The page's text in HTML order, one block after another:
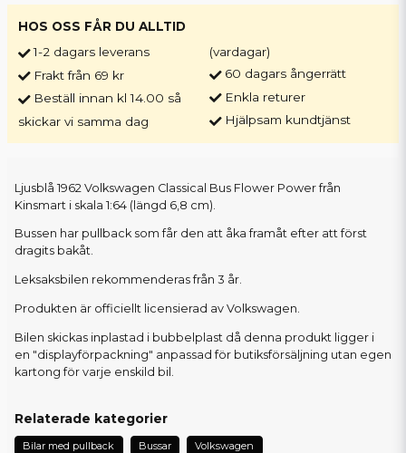
HOS OSS FÅR DU ALLTID
1-2 dagars leverans
Frakt från 69 kr
Beställ innan kl 14.00 så
skickar vi samma dag
(vardagar)
60 dagars ångerrätt
Enkla returer
Hjälpsam kundtjänst
Ljusblå 1962 Volkswagen Classical Bus Flower Power från
Kinsmart i skala 1:64 (längd 6,8 cm).
Bussen har pullback som får den att åka framåt efter att först
dragits bakåt.
Leksaksbilen rekommenderas från 3 år.
Produkten är officiellt licensierad av Volkswagen.
Bilen skickas inplastad i bubbelplast då denna produkt ligger i
en "displayförpackning" anpassad för butiksförsäljning utan egen
kartong för varje enskild bil.
Relaterade kategorier
Bilar med pullback Bussar Volkswagen